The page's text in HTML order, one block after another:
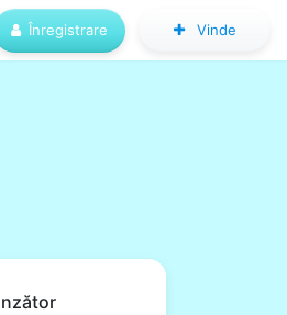
Înregistrare Vinde